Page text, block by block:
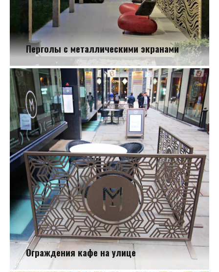
Перголы с металлическими экранами
Перголы с металлическими экранами
Ограждения кафе на улице